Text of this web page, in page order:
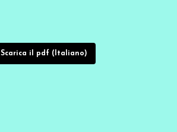
Scarica il pdf (Italiano)